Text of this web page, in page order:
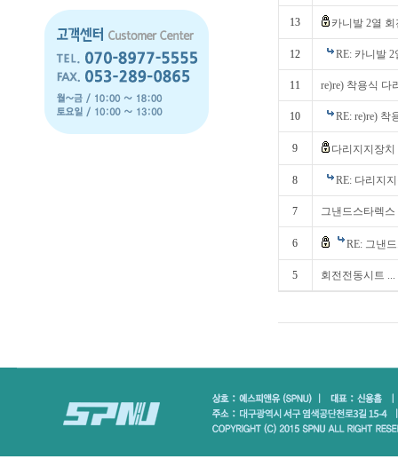
13 카니발 2열
12 RE: 카니발
11 re)re) 착용식 다
10 RE: re)re) 착
9 다리지지장
8 RE: 다리지
7 그낸드스타렉
6 RE: 그낸
5 회전전동시트 ...